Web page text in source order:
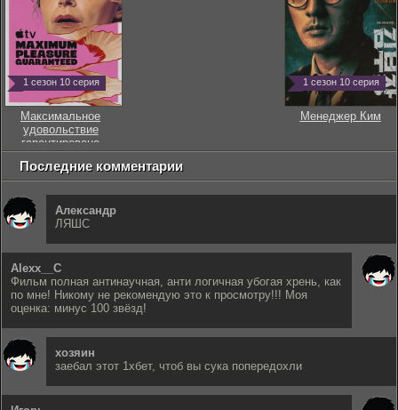
1 сезон 10 серия
Максимальное
удовольствие
гарантировано
1 сезон 10 серия
Менеджер Ким
Последние комментарии
Александр
ЛЯШС
Alexx__C
Фильм полная антинаучная, анти логичная убогая хрень, как
по мне! Никому не рекомендую это к просмотру!!! Моя
оценка: минус 100 звёзд!
хозяин
заебал этот 1хбет, чтоб вы сука попередохли